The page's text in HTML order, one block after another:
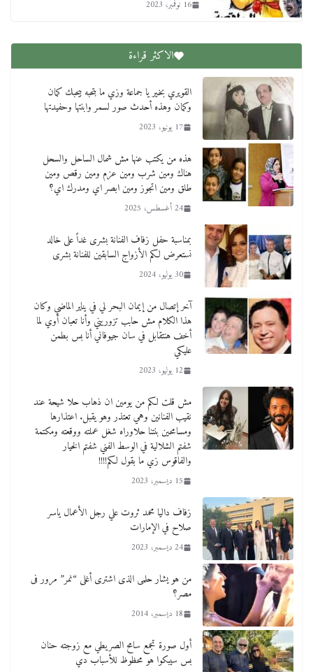
16 نوفمبر، 2023
الاكثر قراءة
القويري بخير يا جماعة وزي ما بتحبه بيحبك كمان
وكمان وهذه أحدث صور لسمر وابنتها وحفيدتها
17 يونيو، 2023
هذه من يكتب عنها مش شمال الساحل والسحل
هناك ومين شرب ومين عزم ومين رقص ومين
طلق ومين اتجوز ومين ابصر اي ومدرك اي؟
24 أغسطس، 2025
بمناسبة حفل زفاف الفنانة بشرى غداً على خالد
نستعرض لكم الأزواج السابقين للفنانة بشرى
30 يوليو، 2024
آخر إتصال من إيمان البحر لي في يناير الماضي وكان
هذا الكلام مش حابب تزوريني وأنا تعبان أوي لما
أخف هنتقابل في سان جيوفاني أنا بس بطمن
عليكي
12 يوليو، 2023
مش قلت لكم من يومين ان ذهاب حلا شيحة عند
نقيب الفنانين وهي تعتذر وهو يقبل. اعتذارها
ومسامحين بنتنا حلاوراه شغل عملته ووقعته ومكتمة
شفتم الشلالية في الوسط الفني شفتم الخيار
والفاقوس زي ما بقول لكم!!!!
15 ديسمبر، 2023
زفاف داليا محمد ثروت علي رجل الأعمال ياسر
صلاح في الإمارات
24 ديسمبر، 2023
من هو يشار حلمى الذى اشترى أغلى “نمر” مرور فى
مصر؟
18 ديسمبر، 2014
أول صورة تجمع سامح الصريطي مع زوجته حنان
بس سيبكوا هو محظوظ للأسباب دي